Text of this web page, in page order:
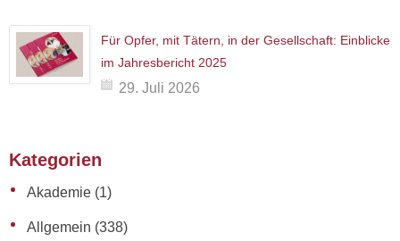
Für Opfer, mit Tätern, in der Gesellschaft: Einblicke
im Jahresbericht 2025
29. Juli 2026
Kategorien
Akademie (1)
Allgemein (338)